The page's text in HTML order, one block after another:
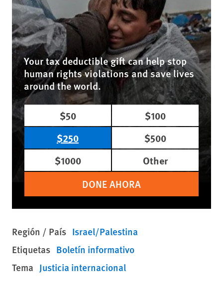
Your tax deductible gift can help stop
human rights violations and save lives
around the world.
$50
$100
$250
$500
$1000
Other
DONE AHORA
Región / País Israel/Palestina
Etiquetas Boletín informativo
Tema Justicia internacional